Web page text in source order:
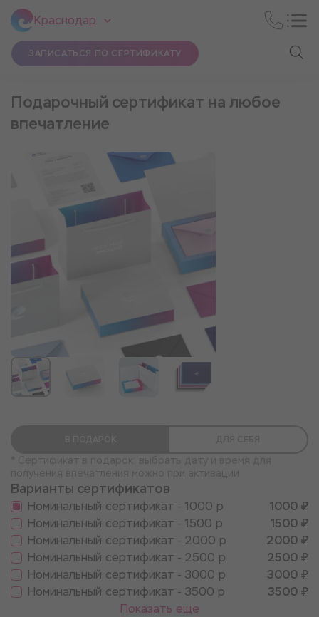
Краснодар
ЗАПИСАТЬСЯ ПО СЕРТИФИКАТУ
Подарочный сертификат на любое
впечатление
Варианты сертификатов
Номинальный сертификат - 1000 р
1000 ₽
Номинальный сертификат - 1500 р
1500 ₽
Номинальный сертификат - 2000 р
2000 ₽
Номинальный сертификат - 2500 р
2500 ₽
Номинальный сертификат - 3000 р
3000 ₽
Номинальный сертификат - 3500 р
3500 ₽
Показать еще